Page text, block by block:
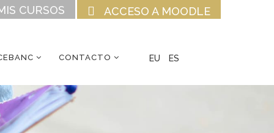
ACCESO A MOODLE
CURSOS
CONTACTO EU ES